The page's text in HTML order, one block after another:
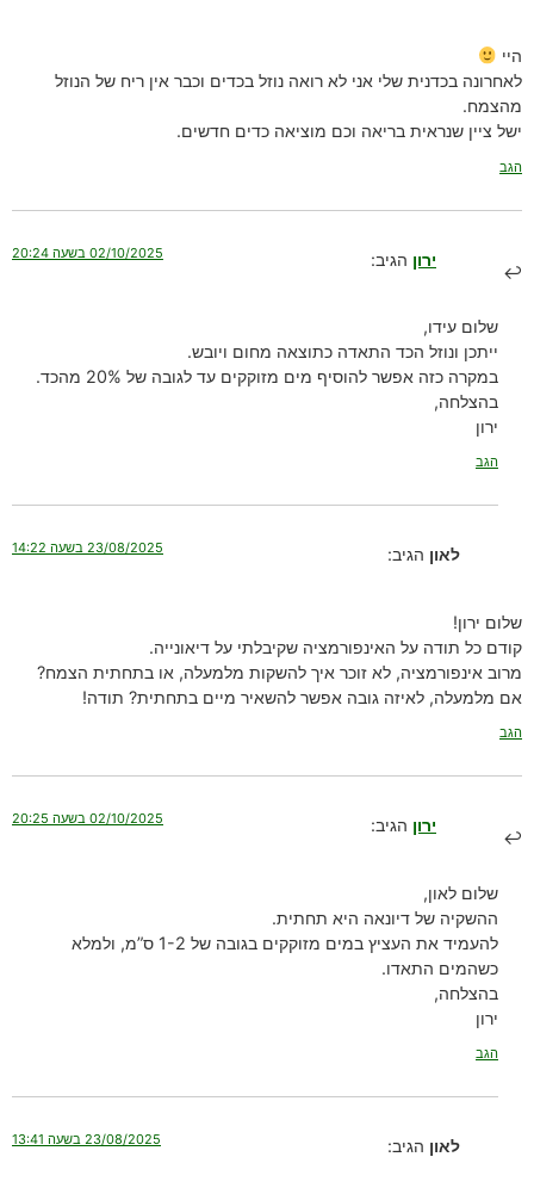
היי
לאחרונה בכדנית שלי אני לא רואה נוזל בכדים וכבר אין ריח של הנוזל
מהצמח.
ישל ציין שנראית בריאה וכם מוציאה כדים חדשים.
הגב
ירון הגיב: 02/10/2025 בשעה 20:24
שלום עידו,
ייתכן ונוזל הכד התאדה כתוצאה מחום ויובש.
במקרה כזה אפשר להוסיף מים מזוקקים עד לגובה של 20% מהכד.
בהצלחה,
ירון
הגב
לאון הגיב: 23/08/2025 בשעה 14:22
שלום ירון!
קודם כל תודה על האינפורמציה שקיבלתי על דיאונייה.
מרוב אינפורמציה, לא זוכר איך להשקות מלמעלה, או בתחתית הצמח?
אם מלמעלה, לאיזה גובה אפשר להשאיר מיים בתחתית? תודה!
הגב
ירון הגיב: 02/10/2025 בשעה 20:25
שלום לאון,
ההשקיה של דיונאה היא תחתית.
להעמיד את העציץ במים מזוקקים בגובה של 1-2 ס”מ, ולמלא
כשהמים התאדו.
בהצלחה,
ירון
הגב
לאון הגיב: 23/08/2025 בשעה 13:41